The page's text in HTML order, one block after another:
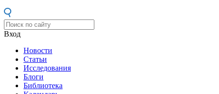
Вход
Новости
Статьи
Исследования
Блоги
Библиотека